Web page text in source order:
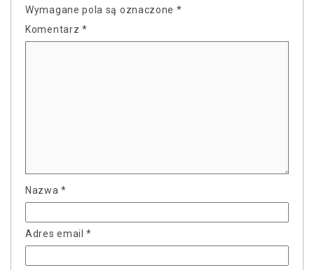
Wymagane pola są oznaczone *
Komentarz *
Nazwa*
Adres email*